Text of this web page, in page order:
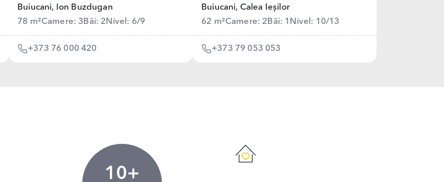
Buiucani, Ion Buzdugan
78 m²Camere: 3 Băi: 2 Nivel: 6/9
+373 76 000 420
Buiucani, Calea Ieșilor
62 m²Camere: 2 Băi: 1 Nivel: 10/13
+373 79 053 053
10+